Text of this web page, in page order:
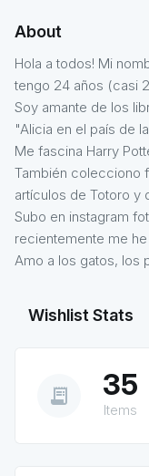
About
Hola a todos! Mi
tengo 24 años (casi
Soy amante de los
"Alicia en el país de
Me fascina Harry
También colecciono
artículos de Totoro y
Subo en instagram
recientemente me
Amo a los gatos, los
Wishlist Stats
receipt_long 35
Items